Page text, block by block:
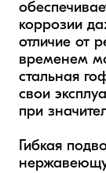
коррозии
отличие от
временем
стальная
свои
при
Гибкая